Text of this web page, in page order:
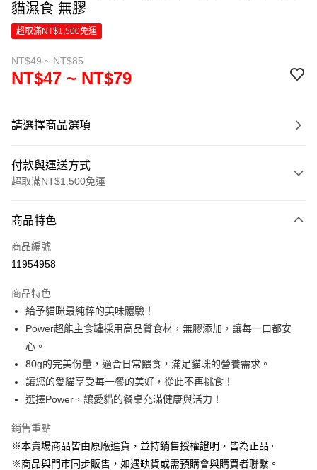
貓濕食 無膠
超取滿NT$1,500免運
NT$49 ~ NT$85
NT$47 ~ NT$79
請選擇商品選項
付款與運送方式
超取滿NT$1,500免運
信用卡一次付款
超商取貨付款
Apple Pay
街口支付
悠遊付
Google Pay
商品特色
商品編號
11954958
商品特色
給予貓咪最純粹的美味體驗！
Power超能主食罐採用高品質食材，無膠添加，讓每一口都安
心。
80g的完美份量，適合日常餵食，滿足貓咪的營養需求。
讓您的愛貓享受每一餐的美好，從此不再挑食！
選擇Power，讓愛貓的餐桌充滿健康與活力！
銷售重點
※本賣場商品皆由原廠進貨，並持銷售授權證明，皆為正品。
※商品與門市同步販售，如遇缺貨或需預購會與購買者聯繫。